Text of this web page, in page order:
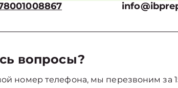
вопросы?
номер телефона, мы перезвоним за